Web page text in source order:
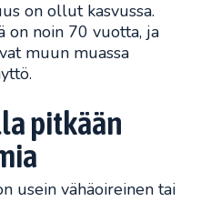
on ollut kasvussa.
on noin 70 vuotta, ja
muun muassa
pitkään
usein vähäoireinen tai